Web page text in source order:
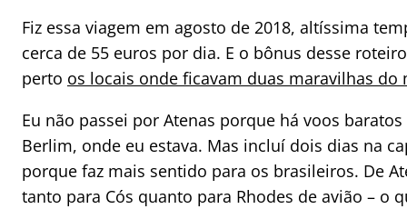
Fiz essa viagem em agosto de 2018, altíssima
cerca de 55 euros por dia. E o bônus desse
perto os locais onde ficavam duas maravilhas do
Eu não passei por Atenas porque há voos
Berlim, onde eu estava. Mas incluí dois dias na
porque faz mais sentido para os brasileiros. De
tanto para Cós quanto para Rhodes de avião – o